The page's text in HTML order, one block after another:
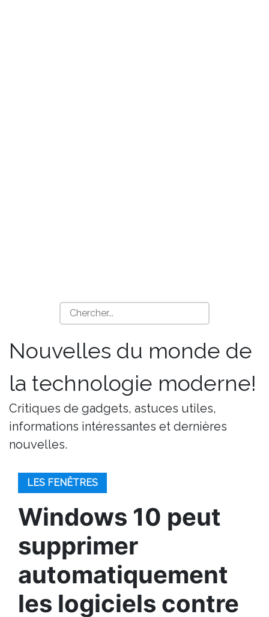
Nouvelles du monde de
la technologie moderne!
Critiques de gadgets, astuces utiles,
informations intéressantes et dernières
nouvelles.
LES FENÊTRES
Windows 10 peut
supprimer
automatiquement
les logiciels contre